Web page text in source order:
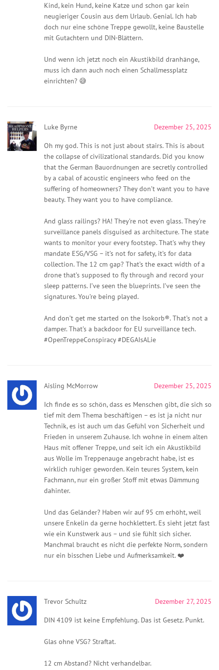
Kind, kein Hund, keine Katze und schon gar kein
neugieriger Cousin aus dem Urlaub. Genial. Ich hab
doch nur eine schöne Treppe gewollt, keine Baustelle
mit Gutachtern und DIN-Blättern.
Und wenn ich jetzt noch ein Akustikbild dranhänge,
muss ich dann auch noch einen Schallmessplatz
einrichten? 😅
Luke Byrne Dezember 25, 2025
Oh my god. This is not just about stairs. This is about
the collapse of civilizational standards. Did you know
that the German Bauordnungen are secretly controlled
by a cabal of acoustic engineers who feed on the
suffering of homeowners? They don’t want you to have
beauty. They want you to have compliance.
And glass railings? HA! They’re not even glass. They’re
surveillance panels disguised as architecture. The state
wants to monitor your every footstep. That’s why they
mandate ESG/VSG – it’s not for safety, it’s for data
collection. The 12 cm gap? That’s the exact width of a
drone that’s supposed to fly through and record your
sleep patterns. I’ve seen the blueprints. I’ve seen the
signatures. You’re being played.
And don’t get me started on the Isokorb®. That’s not a
damper. That’s a backdoor for EU surveillance tech.
#OpenTreppeConspiracy #DEGAIsALie
Aisling McMorrow Dezember 25, 2025
Ich finde es so schön, dass es Menschen gibt, die sich so
tief mit dem Thema beschäftigen – es ist ja nicht nur
Technik, es ist auch um das Gefühl von Sicherheit und
Frieden in unserem Zuhause. Ich wohne in einem alten
Haus mit offener Treppe, und seit ich ein Akustikbild
aus Wolle im Treppenauge angebracht habe, ist es
wirklich ruhiger geworden. Kein teures System, kein
Fachmann, nur ein großer Stoff mit etwas Dämmung
dahinter.
Und das Geländer? Haben wir auf 95 cm erhöht, weil
unsere Enkelin da gerne hochklettert. Es sieht jetzt fast
wie ein Kunstwerk aus – und sie fühlt sich sicher.
Manchmal braucht es nicht die perfekte Norm, sondern
nur ein bisschen Liebe und Aufmerksamkeit. ❤️
Trevor Schultz Dezember 27, 2025
DIN 4109 ist keine Empfehlung. Das ist Gesetz. Punkt.
Glas ohne VSG? Straftat.
12 cm Abstand? Nicht verhandelbar.